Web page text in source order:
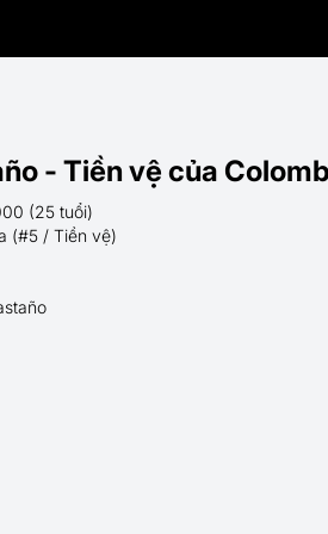
- Tiền vệ của
(25 tuổi)
(#5 / Tiền vệ)